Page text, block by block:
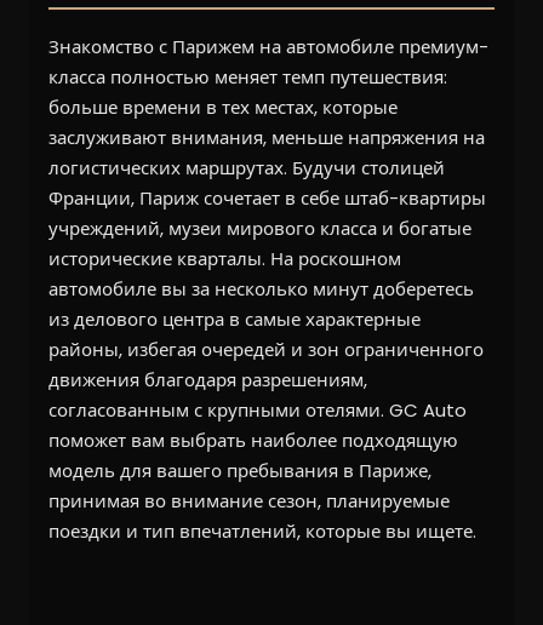
Знакомство с Парижем на автомобиле премиум-
класса полностью меняет темп путешествия:
больше времени в тех местах, которые
заслуживают внимания, меньше напряжения на
логистических маршрутах. Будучи столицей
Франции, Париж сочетает в себе штаб-квартиры
учреждений, музеи мирового класса и богатые
исторические кварталы. На роскошном
автомобиле вы за несколько минут доберетесь
из делового центра в самые характерные
районы, избегая очередей и зон ограниченного
движения благодаря разрешениям,
согласованным с крупными отелями. GC Auto
поможет вам выбрать наиболее подходящую
модель для вашего пребывания в Париже,
принимая во внимание сезон, планируемые
поездки и тип впечатлений, которые вы ищете.